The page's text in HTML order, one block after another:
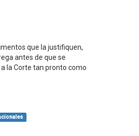
que la justifiquen,
antes de que se
la Corte tan pronto como